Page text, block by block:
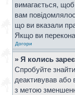
вимагається, щоб
вам
що ви вказали
Якщо ви
Догори
» Я колись
Спробуйте
деактивував або
з метою